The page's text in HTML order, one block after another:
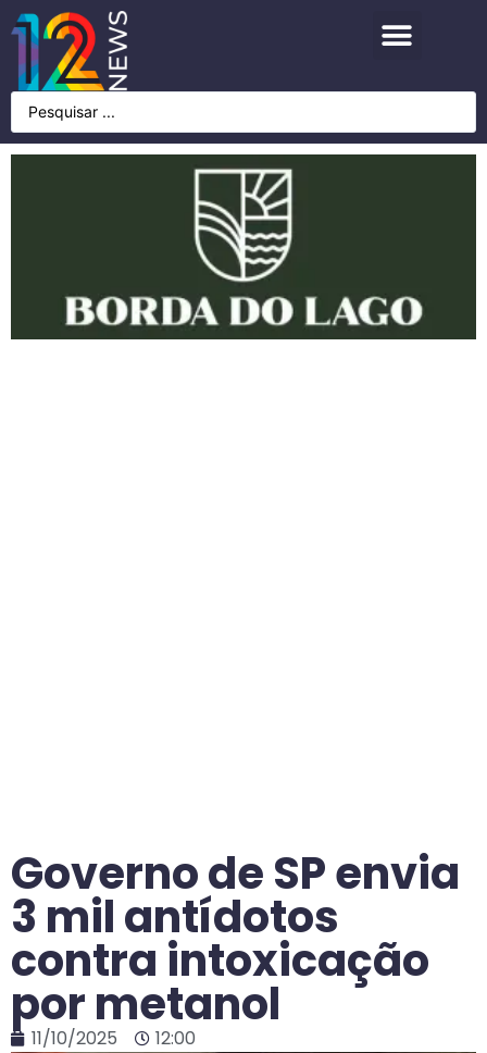
Governo de SP envia
3 mil antídotos
contra intoxicação
por metanol
11/10/2025 12:00